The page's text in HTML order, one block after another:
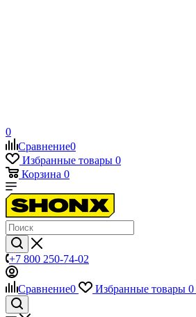
0
Сравнение0
Избранные товары 0
Корзина 0
+7 800 250-74-02
Сравнение0 Избранные товары 0